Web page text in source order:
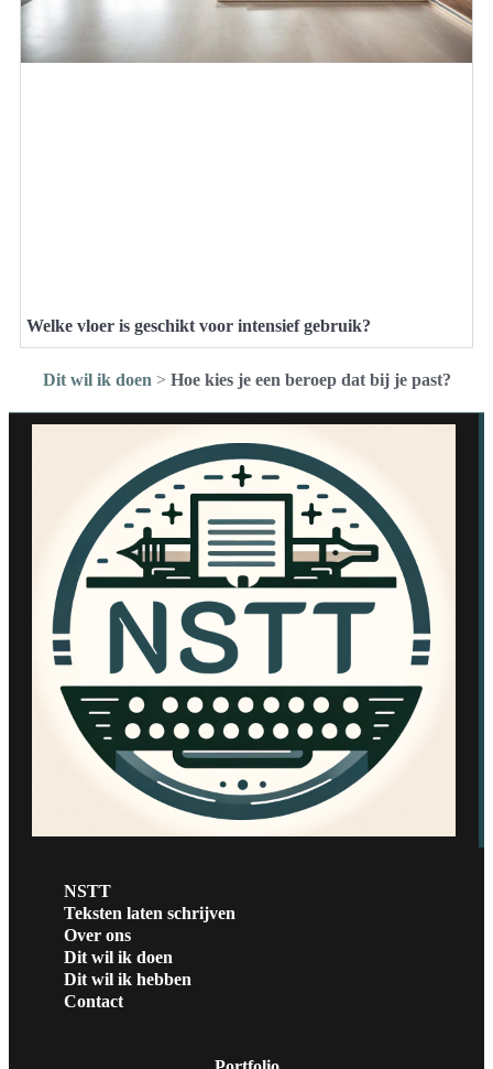
Welke vloer is geschikt voor intensief gebruik?
Dit wil ik doen > Hoe kies je een beroep dat bij je past?
NSTT
Teksten laten schrijven
Over ons
Dit wil ik doen
Dit wil ik hebben
Contact